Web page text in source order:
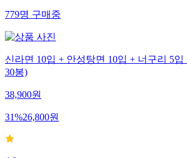
779명구매중
신라면 10입 + 안성탕면 10입 + 너구리 5
30봉)
38,900원
31%26,800원